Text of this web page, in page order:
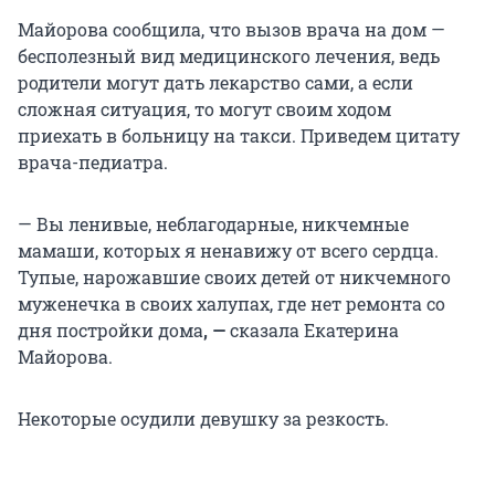
Майорова сообщила, что вызов врача на дом —
бесполезный вид медицинского лечения, ведь
родители могут дать лекарство сами, а если
сложная ситуация, то могут своим ходом
приехать в больницу на такси. Приведем цитату
врача-педиатра.
— Вы ленивые, неблагодарные, никчемные
мамаши, которых я ненавижу от всего сердца.
Тупые, нарожавшие своих детей от никчемного
муженечка в своих халупах, где нет ремонта со
дня постройки дома, —сказала Екатерина
Майорова.
Некоторые осудили девушку за резкость.